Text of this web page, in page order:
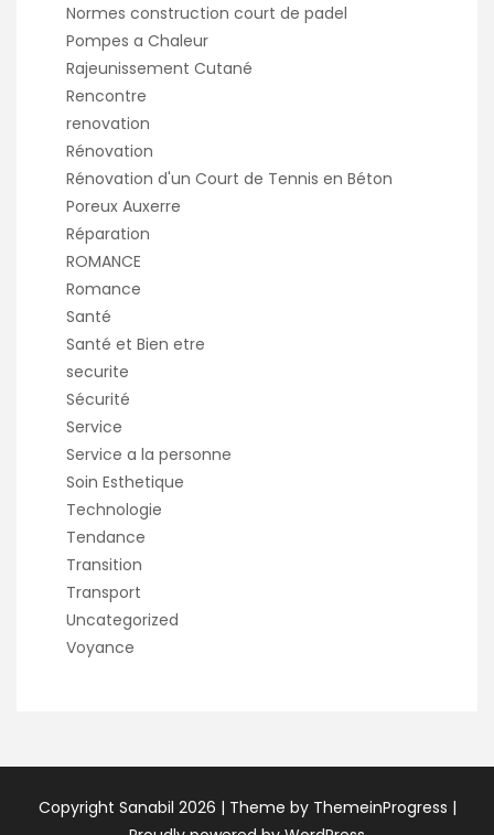
Normes construction court de padel
Pompes a Chaleur
Rajeunissement Cutané
Rencontre
renovation
Rénovation
Rénovation d'un Court de Tennis en Béton
Poreux Auxerre
Réparation
ROMANCE
Romance
Santé
Santé et Bien etre
securite
Sécurité
Service
Service a la personne
Soin Esthetique
Technologie
Tendance
Transition
Transport
Uncategorized
Voyance
Copyright Sanabil 2026 | Theme by ThemeinProgress |